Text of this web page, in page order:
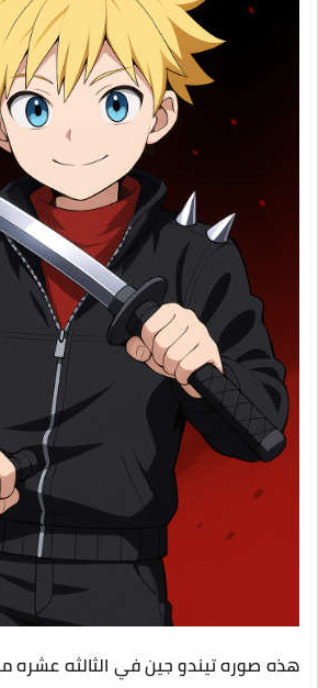
هذه صوره تيندو جين في الثالثه عشره